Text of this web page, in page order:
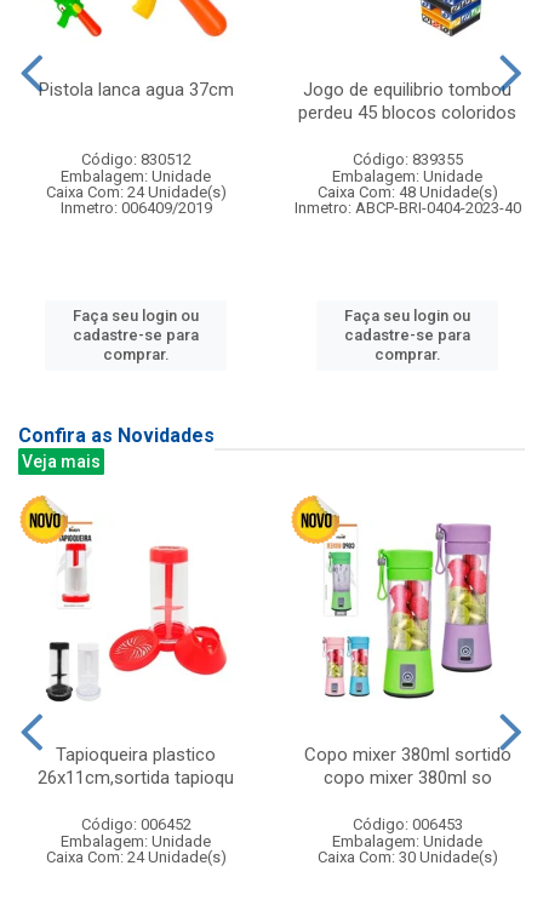
Pistola lanca agua 37cm
Código: 830512
Embalagem: Unidade
Caixa Com: 24 Unidade(s)
Inmetro: 006409/2019
Faça seu login ou
cadastre-se para
comprar.
Jogo de equilibrio tombou
perdeu 45 blocos coloridos
Código: 839355
Embalagem: Unidade
Caixa Com: 48 Unidade(s)
Inmetro: ABCP-BRI-0404-2023-40
Faça seu login ou
cadastre-se para
comprar.
Confira as Novidades
Veja mais
Tapioqueira plastico
26x11cm,sortida tapioqu
Código: 006452
Embalagem: Unidade
Caixa Com: 24 Unidade(s)
Copo mixer 380ml sortido
copo mixer 380ml so
Código: 006453
Embalagem: Unidade
Caixa Com: 30 Unidade(s)